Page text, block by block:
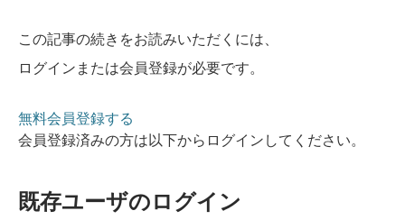
この記事の続きをお読みいただくには、
ログインまたは会員登録が必要です。
無料会員登録する
会員登録済みの方は以下からログインしてください。
既存ユーザのログイン